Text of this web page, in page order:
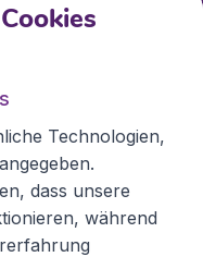
Technologien,
angegeben.
dass unsere
während